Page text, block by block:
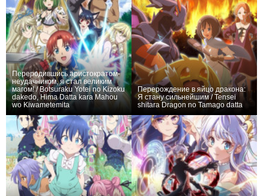
Переродившись аристократом-
неудачником, я стал великим
магом! / Botsuraku Yotei no Kizoku
dakedo, Hima Datta kara Mahou
wo Kiwametemita
Перерождение в яйцо дракона:
Я стану сильнейшим / Tensei
shitara Dragon no Tamago datta